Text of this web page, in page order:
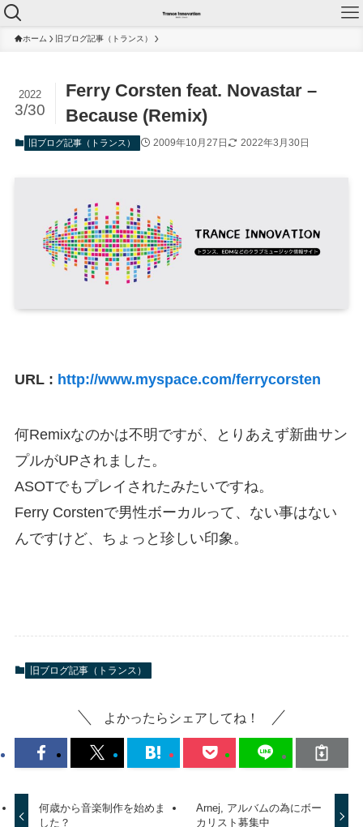
ホーム 旧ブログ記事（トランス）
Ferry Corsten feat. Novastar –
Because (Remix)
2022
3/30
旧ブログ記事（トランス） 2009年10月27日 2022年3月30日
URL : http://www.myspace.com/ferrycorsten
何Remixなのかは不明ですが、とりあえず新曲サン
プルがUPされました。
ASOTでもプレイされたみたいですね。
Ferry Corstenで男性ボーカルって、ない事はない
んですけど、ちょっと珍しい印象。
旧ブログ記事（トランス）
よかったらシェアしてね！
何歳から音楽制作を始めま
した？
Arnej, アルバムの為にボー
カリスト募集中